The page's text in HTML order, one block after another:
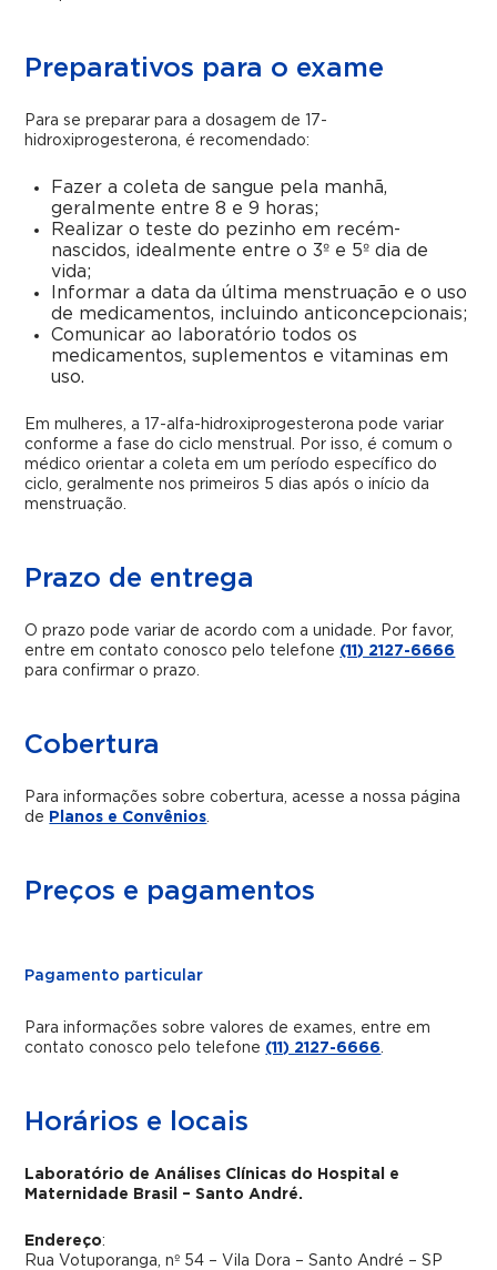
Preparativos para o exame
Para se preparar para a dosagem de 17-
hidroxiprogesterona, é recomendado:
Fazer a coleta de sangue pela manhã,
geralmente entre 8 e 9 horas;
Realizar o teste do pezinho em recém-
nascidos, idealmente entre o 3º e 5º dia de
vida;
Informar a data da última menstruação e o uso
de medicamentos, incluindo anticoncepcionais;
Comunicar ao laboratório todos os
medicamentos, suplementos e vitaminas em
uso.
Em mulheres, a 17-alfa-hidroxiprogesterona pode variar
conforme a fase do ciclo menstrual. Por isso, é comum o
médico orientar a coleta em um período específico do
ciclo, geralmente nos primeiros 5 dias após o início da
menstruação.
Prazo de entrega
O prazo pode variar de acordo com a unidade. Por favor,
entre em contato conosco pelo telefone (11) 2127-6666
para confirmar o prazo.
Cobertura
Para informações sobre cobertura, acesse a nossa página
de Planos e Convênios
Preços e pagamentos
Pagamento particular
Para informações sobre valores de exames, entre em
contato conosco pelo telefone (11) 2127-6666
Horários e locais
Laboratório de Análises Clínicas do Hospital e
Maternidade Brasil – Santo André.
Endereço:
Rua Votuporanga, nº 54 – Vila Dora – Santo André – SP